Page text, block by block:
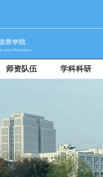
师资队伍 学科科研